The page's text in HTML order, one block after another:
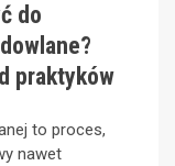
do
praktyków
to proces,
nawet